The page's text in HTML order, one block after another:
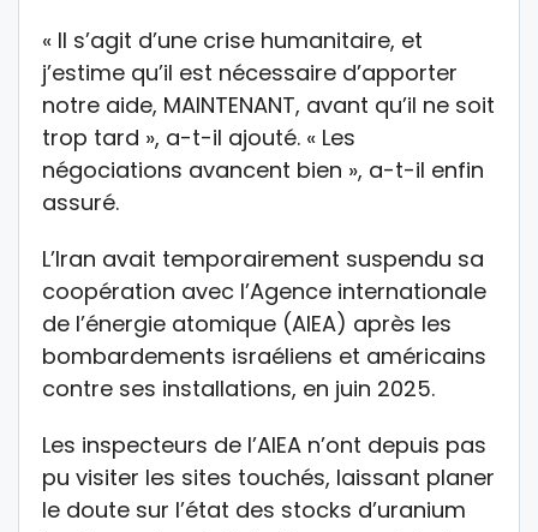
« Il s’agit d’une crise humanitaire, et
j’estime qu’il est nécessaire d’apporter
notre aide, MAINTENANT, avant qu’il ne soit
trop tard », a-t-il ajouté. « Les
négociations avancent bien », a-t-il enfin
assuré.
L’Iran avait temporairement suspendu sa
coopération avec l’Agence internationale
de l’énergie atomique (AIEA) après les
bombardements israéliens et américains
contre ses installations, en juin 2025.
Les inspecteurs de l’AIEA n’ont depuis pas
pu visiter les sites touchés, laissant planer
le doute sur l’état des stocks d’uranium